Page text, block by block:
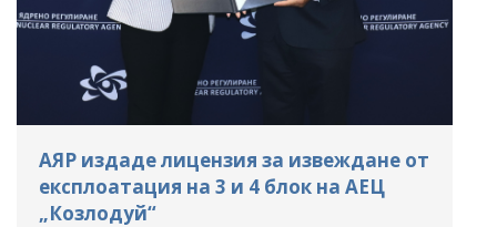
АЯР издаде лицензия за извеждане от
експлоатация на 3 и 4 блок на АЕЦ
„Козлодуй“